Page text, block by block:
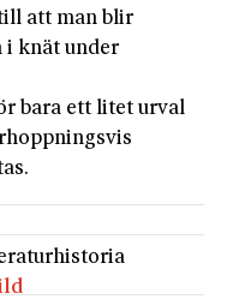
att man blir
i knät under
bara ett litet urval